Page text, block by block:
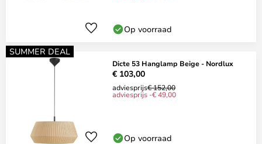
Op voorraad
SUMMER DEAL
Dicte 53 Hanglamp Beige - Nordlux
€ 103,00
adviesprijs€ 152,00
adviesprijs -€ 49,00
Op voorraad